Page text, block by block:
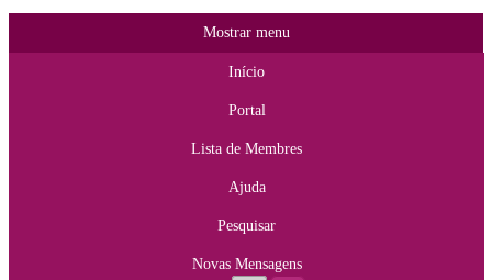
Mostrar menu
Início
Portal
Lista de Membres
Ajuda
Pesquisar
Novas Mensagens